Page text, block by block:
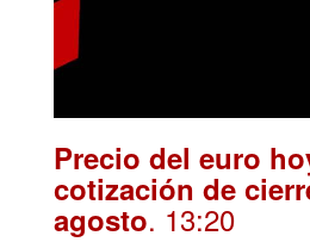
Precio del euro
cotización de
agosto. 13:20